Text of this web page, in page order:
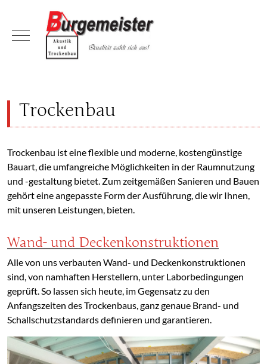
Mobile Menu Toggle
Trockenbau
Trockenbau ist eine flexible und moderne, kostengünstige
Bauart, die umfangreiche Möglichkeiten in der Raumnutzung
und -gestaltung bietet. Zum zeitgemäßen Sanieren und Bauen
gehört eine angepasste Form der Ausführung, die wir Ihnen,
mit unseren Leistungen, bieten.
Wand- und Deckenkonstruktionen
Alle von uns verbauten Wand- und Deckenkonstruktionen
sind, von namhaften Herstellern, unter Laborbedingungen
geprüft. So lassen sich heute, im Gegensatz zu den
Anfangszeiten des Trockenbaus, ganz genaue Brand- und
Schallschutzstandards definieren und garantieren.